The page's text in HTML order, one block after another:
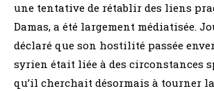
une tentative de rétablir des liens
Damas, a été largement médiatisée.
déclaré que son hostilité passée
syrien était liée à des circonstances
qu’il cherchait désormais à tourner